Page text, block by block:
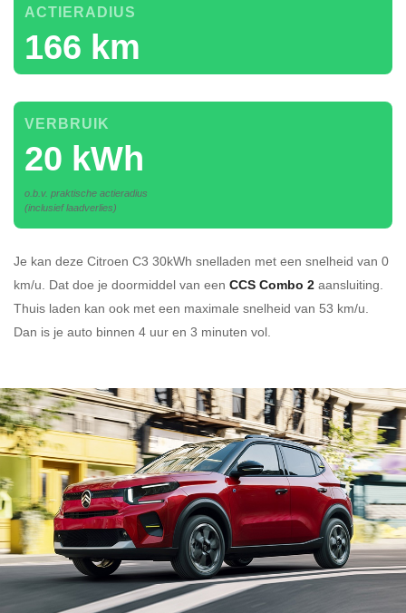
166 km
ACTIERADIUS
20 kWh
VERBRUIK
o.b.v. praktische actieradius
(inclusief laadverlies)
Je kan deze Citroen C3 30kWh snelladen met een snelheid van 0
km/u. Dat doe je doormiddel van een CCS Combo 2 aansluiting.
Thuis laden kan ook met een maximale snelheid van 53 km/u.
Dan is je auto binnen 4 uur en 3 minuten vol.